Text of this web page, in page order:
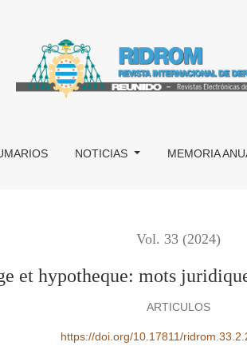
NOTICIAS MEMORIA
Vol. 33 (2024)
et hypotheque: mots
ARTICULOS
https://doi.org/10.17811/